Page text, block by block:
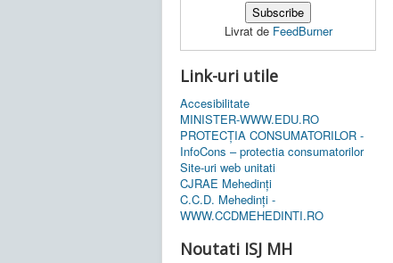
Livrat de FeedBurner
Link-uri utile
Accesibilitate
MINISTER-WWW.EDU.RO
PROTECȚIA CONSUMATORILOR -
InfoCons – protectia consumatorilor
Site-uri web unitati
CJRAE Mehedinți
C.C.D. Mehedinţi -
WWW.CCDMEHEDINTI.RO
Noutati ISJ MH